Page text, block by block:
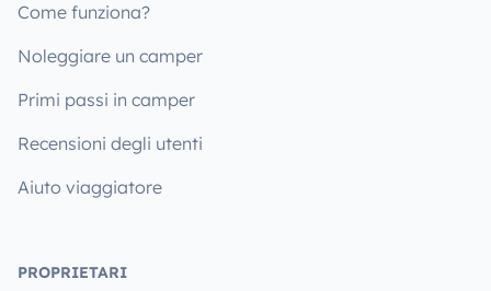
Come funziona?
Noleggiare un camper
Primi passi in camper
Recensioni degli utenti
Aiuto viaggiatore
PROPRIETARI